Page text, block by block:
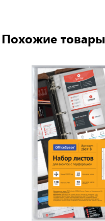
Похожие товары